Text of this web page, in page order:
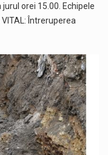
orei 15.00. Echipele
Întreruperea